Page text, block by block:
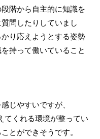
階から自主的に知識を
問したりしていまし
り応えようとする姿勢
持って働いていること
じやすいですが、
てくれる環境が整ってい
とができそうです。